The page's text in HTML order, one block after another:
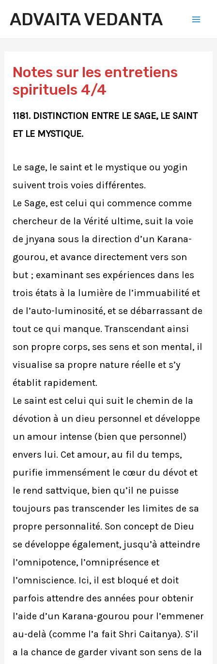
ADVAITA VEDANTA
Notes sur les entretiens
spirituels 4/4
1181. DISTINCTION ENTRE LE SAGE, LE SAINT
ET LE MYSTIQUE.
Le sage, le saint et le mystique ou yogin
suivent trois voies différentes.
Le Sage, est celui qui commence comme
chercheur de la Vérité ultime, suit la voie
de jnyana sous la direction d’un Karana-
gourou, et avance directement vers son
but ; examinant ses expériences dans les
trois états à la lumière de l’immuabilité et
de l’auto-luminosité, et se débarrassant de
tout ce qui manque. Transcendant ainsi
son propre corps, ses sens et son mental, il
visualise sa propre nature réelle et s’y
établit rapidement.
Le saint est celui qui suit le chemin de la
dévotion à un dieu personnel et développe
un amour intense (bien que personnel)
envers lui. Cet amour, au fil du temps,
purifie immensément le cœur du dévot et
le rend sattvique, bien qu’il ne puisse
toujours pas transcender les limites de sa
propre personnalité. Son concept de Dieu
se développe également, jusqu’à atteindre
l’omnipotence, l’omniprésence et
l’omniscience. Ici, il est bloqué et doit
parfois attendre des années pour obtenir
l’aide d’un Karana-gourou pour l’emmener
au-delà (comme l’a fait Shri Caitanya). S’il
a la chance de garder vivant son sens de la